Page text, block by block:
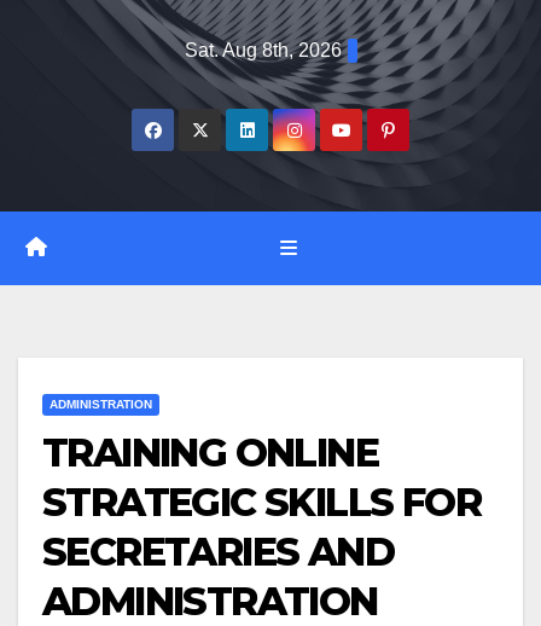
Sat. Aug 8th, 2026
ADMINISTRATION
TRAINING ONLINE
STRATEGIC SKILLS FOR
SECRETARIES AND
ADMINISTRATION